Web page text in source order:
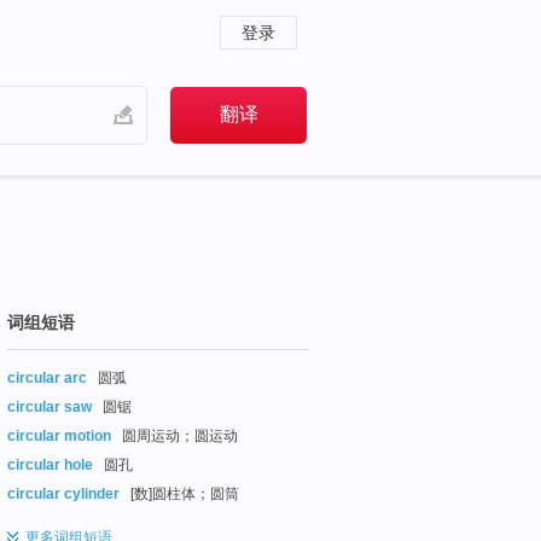
登录
词组短语
circular arc
圆弧
circular saw
圆锯
circular motion
圆周运动；圆运动
circular hole
圆孔
circular cylinder
[数]圆柱体；圆筒
更多词组短语